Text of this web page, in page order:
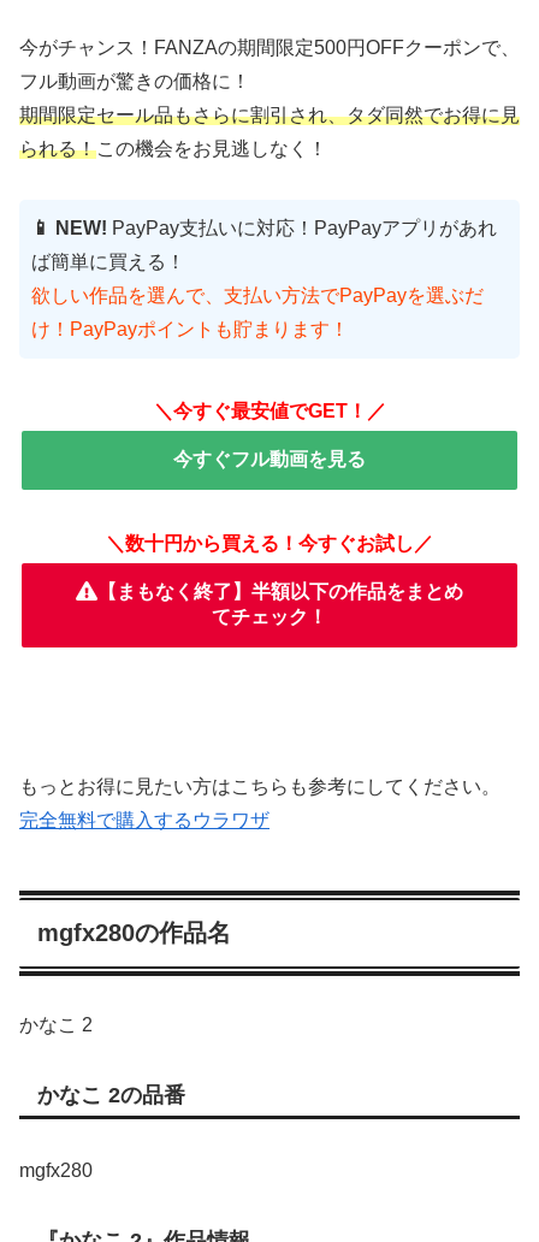
今がチャンス！FANZAの期間限定500円OFFクーポンで、
フル動画が驚きの価格に！
期間限定セール品もさらに割引され、タダ同然でお得に見
られる！この機会をお見逃しなく！
📱 NEW! PayPay支払いに対応！PayPayアプリがあれ
ば簡単に買える！
欲しい作品を選んで、支払い方法でPayPayを選ぶだ
け！PayPayポイントも貯まります！
＼今すぐ最安値でGET！／
今すぐフル動画を見る
＼数十円から買える！今すぐお試し／
【まもなく終了】半額以下の作品をまとめ
てチェック！
もっとお得に見たい方はこちらも参考にしてください。
完全無料で購入するウラワザ
mgfx280の作品名
かなこ 2
かなこ 2の品番
mgfx280